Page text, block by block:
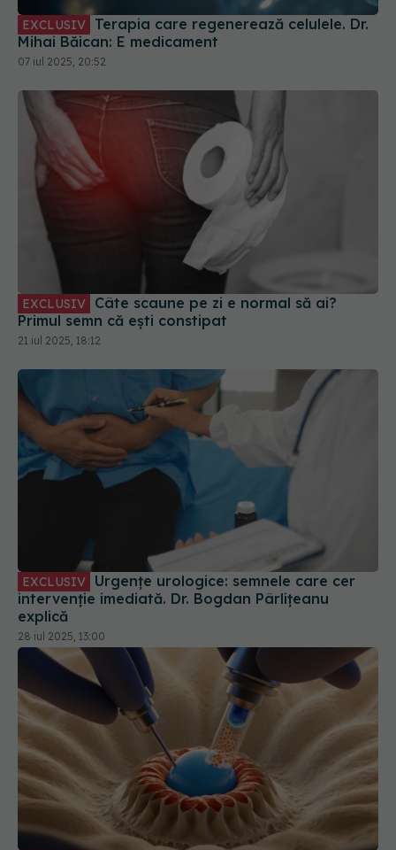
EXCLUSIV
Mihai Băican: E medicament
07 iul 2025, 20:52
EXCLUSIV
Primul semn că ești constipat
21 iul 2025, 18:12
EXCLUSIV
intervenție imediată. Dr. Bogdan Pârlițeanu
explică
28 iul 2025, 13:00